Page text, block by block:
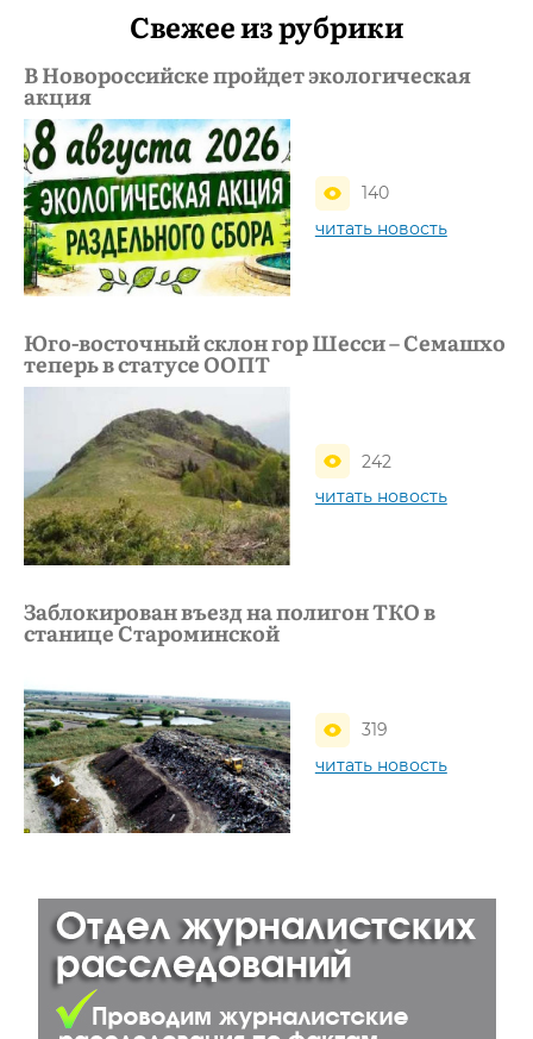
Свежее из рубрики
В Новороссийске пройдет экологическая
акция
140
читать новость
Юго-восточный склон гор Шесси – Семашхо
теперь в статусе ООПТ
242
читать новость
Заблокирован въезд на полигон ТКО в
станице Староминской
319
читать новость